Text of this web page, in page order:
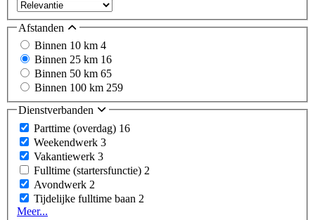
Afstanden
Binnen 10 km 4
Binnen 25 km 16
Binnen 50 km 65
Binnen 100 km 259
Dienstverbanden
Parttime (overdag) 16
Weekendwerk 3
Vakantiewerk 3
Fulltime (startersfunctie) 2
Avondwerk 2
Tijdelijke fulltime baan 2
Meer...